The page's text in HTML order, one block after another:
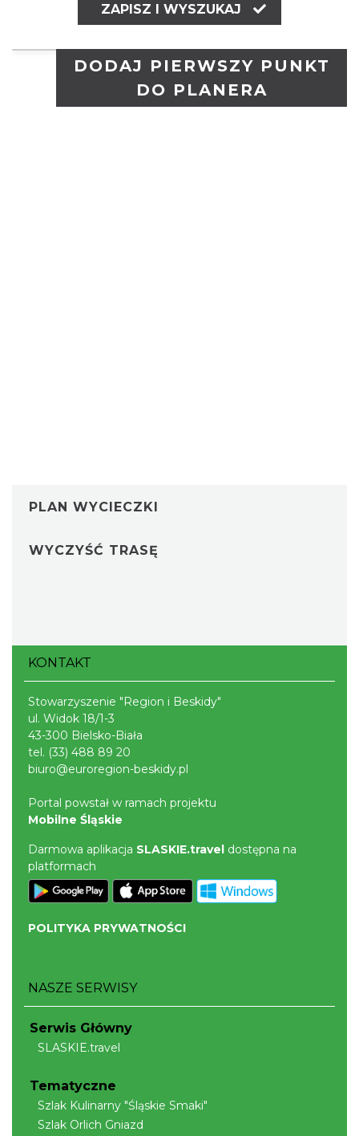
ZAPISZ I WYSZUKAJ
DODAJ PIERWSZY PUNKT
DO PLANERA
PLAN WYCIECZKI
WYCZYŚĆ TRASĘ
KONTAKT
Stowarzyszenie "Region i Beskidy"
ul. Widok 18/1-3
43-300 Bielsko-Biała
tel. (33) 488 89 20
biuro@euroregion-beskidy.pl
Portal powstał w ramach projektu
Mobilne Śląskie
Darmowa aplikacja SLASKIE.travel dostępna na
platformach
POLITYKA PRYWATNOŚCI
NASZE SERWISY
Serwis Główny
SLASKIE.travel
Tematyczne
Szlak Kulinarny "Śląskie Smaki"
Szlak Orlich Gniazd